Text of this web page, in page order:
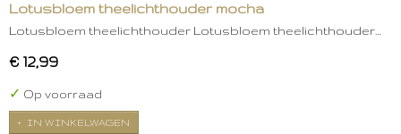
Lotusbloem theelichthouder mocha
Lotusbloem theelichthouder Lotusbloem theelichthouder…
€ 12,99
✓ Op voorraad
IN WINKELWAGEN